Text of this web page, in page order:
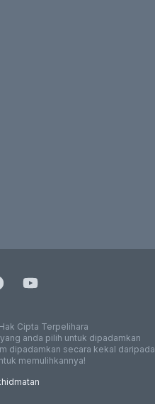
Cipta Terpelihara
anda pilih untuk dipadamkan
dipadamkan secara kekal daripada
memulihkannya!